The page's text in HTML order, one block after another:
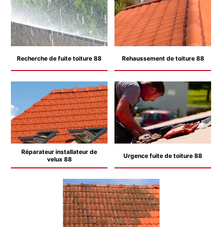
Recherche de fuite toiture 88 Rehaussement de toiture 88
Réparateur installateur de
velux 88
Urgence fuite de toiture 88